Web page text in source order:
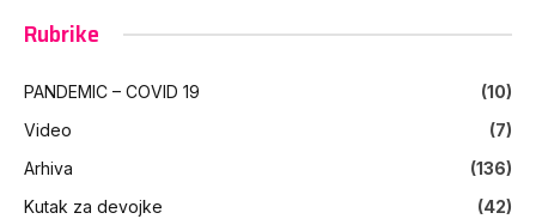
Rubrike
PANDEMIC – COVID 19
(10)
Video
(7)
Arhiva
(136)
Kutak za devojke
(42)